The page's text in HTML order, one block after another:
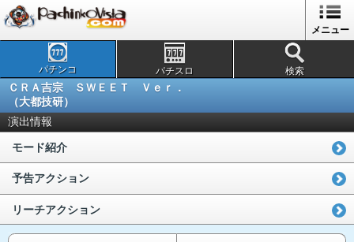
メニュー
パチンコ パチスロ 検索
ＣＲＡ吉宗 ＳＷＥＥＴ Ｖｅｒ．
（大都技研）
演出情報
モード紹介
予告アクション
リーチアクション